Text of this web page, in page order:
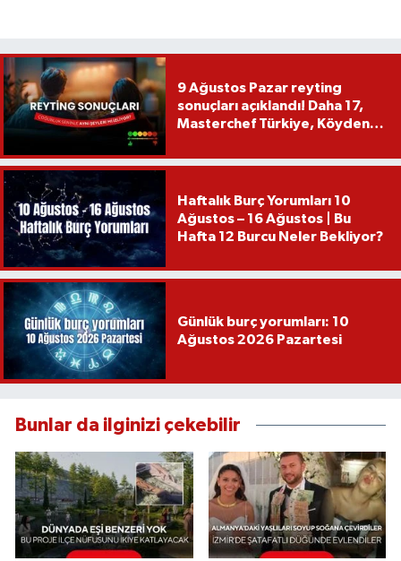
9 Ağustos Pazar reyting
sonuçları açıklandı! Daha 17,
Masterchef Türkiye, Köyden
Haftalık Burç Yorumları 10
Ağustos – 16 Ağustos | Bu
Hafta 12 Burcu Neler Bekliyor?
Günlük burç yorumları: 10
Ağustos 2026 Pazartesi
Bunlar da ilginizi çekebilir